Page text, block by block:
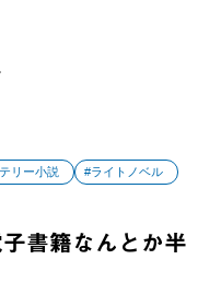
リー小説
#ライトノベル
書籍なんとか半